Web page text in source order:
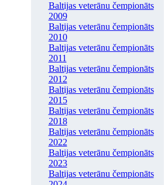
Baltijas veterānu čempionāts
2009
Baltijas veterānu čempionāts
2010
Baltijas veterānu čempionāts
2011
Baltijas veterānu čempionāts
2012
Baltijas veterānu čempionāts
2015
Baltijas veterānu čempionāts
2018
Baltijas veterānu čempionāts
2022
Baltijas veterānu čempionāts
2023
Baltijas veterānu čempionāts